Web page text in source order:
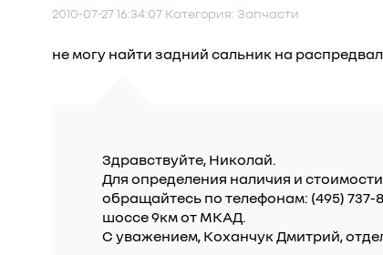
2010-07-27 16:34:07 Категория: Запчасти
не могу найти задний сальник на
Здравствуйте, Николай.
Для определения наличия и
обращайтесь по телефонам: (495)
шоссе 9км от МКАД.
С уважением, Коханчук Дмитрий,